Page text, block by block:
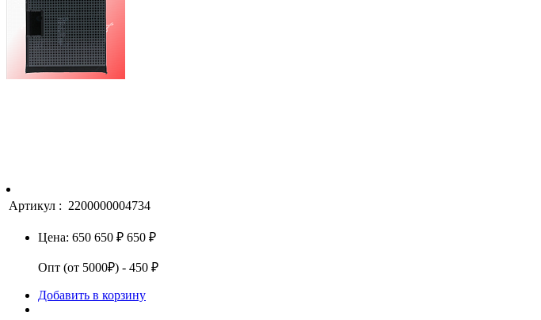
Артикул : 2200000004734
Цена: 650 650 ₽ 650 ₽
Опт (от 5000₽) - 450 ₽
Добавить в корзину